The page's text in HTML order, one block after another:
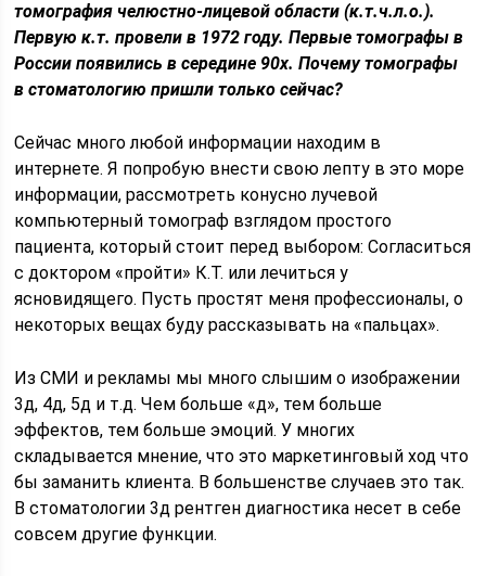
томография челюстно-лицевой области (к.т.ч.л.о.).
Первую к.т. провели в 1972 году. Первые томографы в
России появились в середине 90х. Почему томографы
в стоматологию пришли только сейчас?
Сейчас много любой информации находим в
интернете. Я попробую внести свою лепту в это море
информации, рассмотреть конусно лучевой
компьютерный томограф взглядом простого
пациента, который стоит перед выбором: Согласиться
с доктором «пройти» К.Т. или лечиться у
ясновидящего. Пусть простят меня профессионалы, о
некоторых вещах буду рассказывать на «пальцах».
Из СМИ и рекламы мы много слышим о изображении
3д, 4д, 5д и т.д. Чем больше «д», тем больше
эффектов, тем больше эмоций. У многих
складывается мнение, что это маркетинговый ход что
бы заманить клиента. В большенстве случаев это так.
В стоматологии 3д рентген диагностика несет в себе
совсем другие функции.